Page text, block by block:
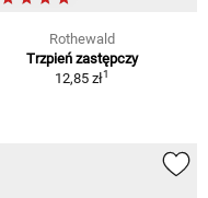
Rothewald
Trzpień zastępczy
12,85 zł1